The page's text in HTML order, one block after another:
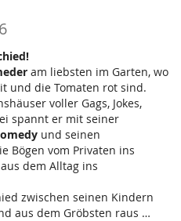
am liebsten im Garten, wo
und die Tomaten rot sind.
voller Gags, Jokes,
spannt er mit seiner
und seinen
Bögen vom Privaten ins
dem Alltag ins
zwischen seinen Kindern
aus dem Gröbsten raus …